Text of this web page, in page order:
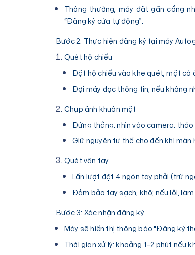
Thông thường, máy đặt gần cổng
“Đăng ký cửa tự động”.
Bước 2: Thực hiện đăng ký tại máy
Quét hộ chiếu
Đặt hộ chiếu vào khe quét, mặt có
Đợi máy đọc thông tin; nếu không
Chụp ảnh khuôn mặt
Đứng thẳng, nhìn vào camera,
Giữ nguyên tư thế cho đến khi màn
Quét vân tay
Lần lượt đặt 4 ngón tay phải (trừ
Đảm bảo tay sạch, khô; nếu lỗi,
Bước 3: Xác nhận đăng ký
Máy sẽ hiển thị thông báo “Đăng ký
Thời gian xử lý: khoảng 1–2 phút nếu